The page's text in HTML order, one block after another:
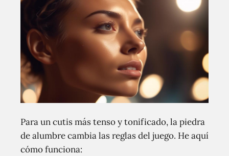
Para un cutis más tenso y tonificado, la piedra
de alumbre cambia las reglas del juego. He aquí
cómo funciona: